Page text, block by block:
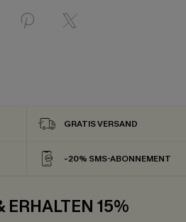
GRATIS VERSAND
-20% SMS-ABONNEMENT
15%